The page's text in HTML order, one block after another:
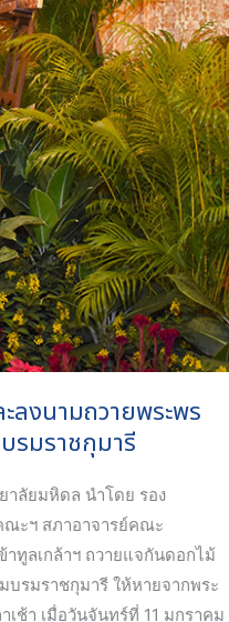
ลงนามถวายพระพร
รมราชกุมารี
ลัยมหิดล นำโดย รอง
ณะฯ สภาอาจารย์คณะ
ทูลเกล้าฯ ถวายแจกันดอกไม้
บรมราชกุมารี ให้หายจากพระ
เช้า เมื่อวันจันทร์ที่ 11 มกราคม